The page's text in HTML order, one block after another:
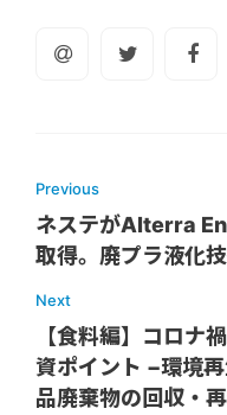
Previous
ネステがAlterra
取得。廃プラ液化
Next
【食料編】コロナ
資ポイント −環境
品廃棄物の回収・